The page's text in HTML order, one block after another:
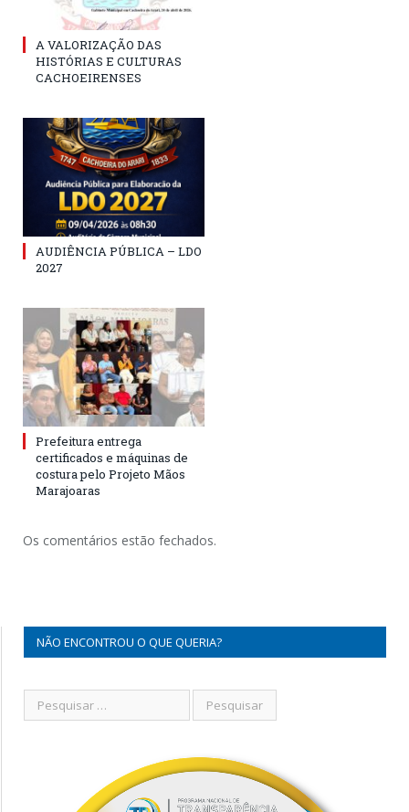
A VALORIZAÇÃO DAS
HISTÓRIAS E CULTURAS
CACHOEIRENSES
AUDIÊNCIA PÚBLICA – LDO
2027
Prefeitura entrega
certificados e máquinas de
costura pelo Projeto Mãos
Marajoaras
Os comentários estão fechados.
NÃO ENCONTROU O QUE QUERIA?